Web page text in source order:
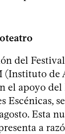
del
(Instituto de
el apoyo
Escénicas,
Esta
a